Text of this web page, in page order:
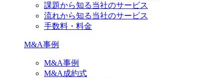
課題から知る当社のサービス
流れから知る当社のサービス
手数料・料金
M&A事例
M&A事例
M&A成約式